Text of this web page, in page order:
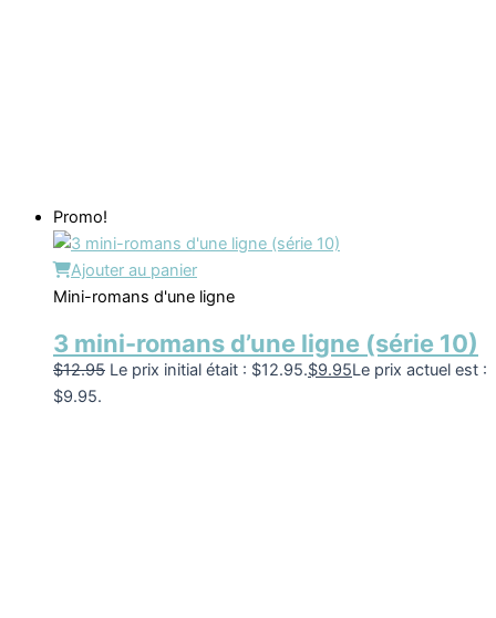
Promo!
Ajouter au panier
Mini-romans d'une ligne
3 mini-romans d’une ligne (série 10)
$12.95 Le prix initial était : $12.95.$9.95Le prix actuel est :
$9.95.